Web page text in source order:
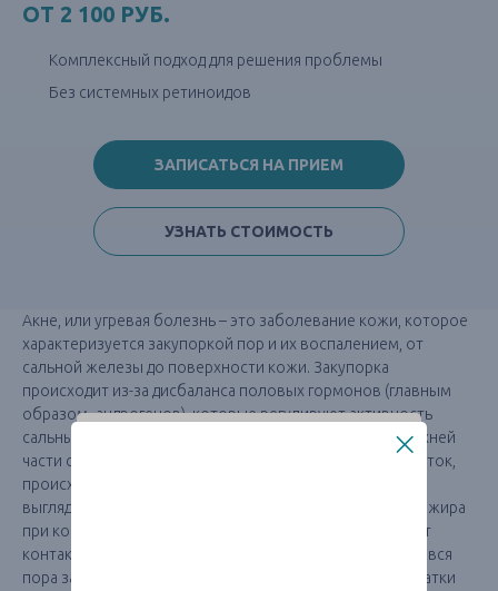
ОТ 2 100 РУБ.
Комплексный подход для решения проблемы
Без системных ретиноидов
ЗАПИСАТЬСЯ НА ПРИЕМ
УЗНАТЬ СТОИМОСТЬ
Акне, или угревая болезнь – это заболевание кожи, которое
характеризуется закупоркой пор и их воспалением, от
сальной железы до поверхности кожи. Закупорка
происходит из-за дисбаланса половых гормонов (главным
образом- андрогенов), которые регулируют активность
сальных желез находящихся в порах на коже лица, верхней
части спины и груди. Из-за чрезмерного количества клеток,
происходит формирование сальной пробки, которая
выглядят как черная точка (комедон) за счет окисления жира
при контакте с поверхностью или белые угри, когда нет
контакта с воздухом и процесс протекает внутри. Если вся
пора закрыта, то происходит разрушение канала, и остатки